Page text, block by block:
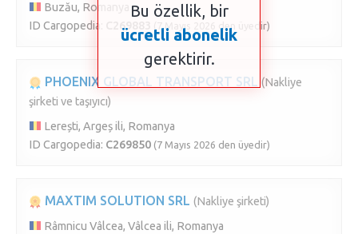
Buzău, Romanya
ID Cargopedia:
C269883 (7 Mayıs 2026 den üyedir)
PHOENIX GLOBAL TRANSPORT SRL (Nakliye
şirketi ve taşıyıcı)
Lerești, Argeș ili, Romanya
ID Cargopedia: C269850 (7 Mayıs 2026 den üyedir)
MAXTIM SOLUTION SRL (Nakliye şirketi)
Râmnicu Vâlcea, Vâlcea ili, Romanya
Bu özellik, bir
ücretli abonelik
gerektirir.